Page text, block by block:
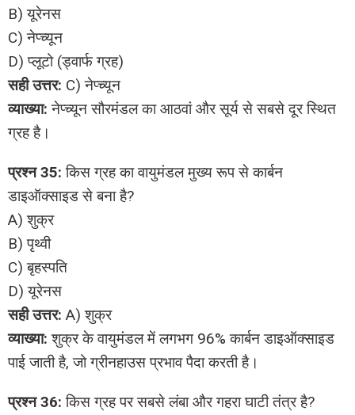
B) यूरेनस
C) नेप्च्यून
D) प्लूटो (ड्वार्फ ग्रह)
सही उत्तर: C) नेप्च्यून
व्याख्या: नेप्च्यून सौरमंडल का आठवां और सूर्य से सबसे दूर स्थित
ग्रह है।
प्रश्न 35: किस ग्रह का वायुमंडल मुख्य रूप से कार्बन
डाइऑक्साइड से बना है?
A) शुक्र
B) पृथ्वी
C) बृहस्पति
D) यूरेनस
सही उत्तर: A) शुक्र
व्याख्या: शुक्र के वायुमंडल में लगभग 96% कार्बन डाइऑक्साइड
पाई जाती है, जो ग्रीनहाउस प्रभाव पैदा करती है।
प्रश्न 36: किस ग्रह पर सबसे लंबा और गहरा घाटी तंत्र है?